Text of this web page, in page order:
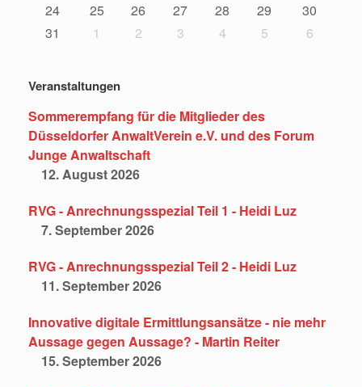
24
25 26 27 28 29
30
31
1 2 3 4 5 6
Veranstaltungen
Sommerempfang für die Mitglieder des
Düsseldorfer AnwaltVerein e.V. und des Forum
Junge Anwaltschaft
12. August 2026
RVG - Anrechnungsspezial Teil 1 - Heidi Luz
7. September 2026
RVG - Anrechnungsspezial Teil 2 - Heidi Luz
11. September 2026
Innovative digitale Ermittlungsansätze - nie mehr
Aussage gegen Aussage? - Martin Reiter
15. September 2026